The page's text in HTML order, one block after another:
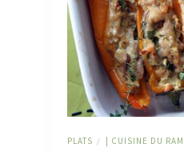
PLATS / | CUISINE DU